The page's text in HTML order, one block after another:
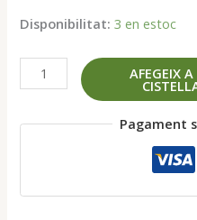
Disponibilitat: 3 en estoc
quantitat
de
Triptòfan
AFEGEIX
Pagament